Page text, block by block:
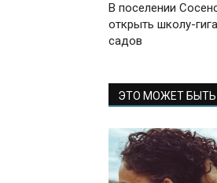
В поселении
открыть школу-
садов
ЭТО МОЖЕТ БЫТЬ